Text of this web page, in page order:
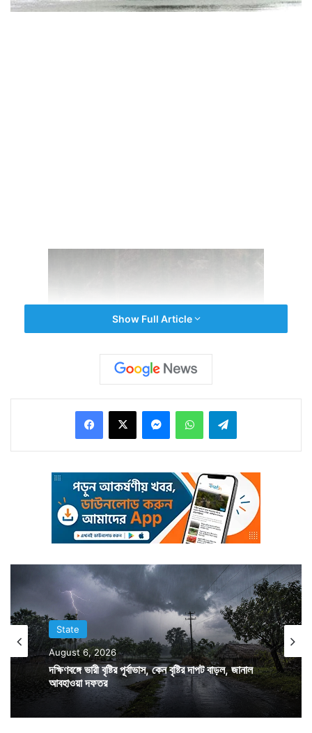
অবশেষে স্বস্তি। আকাশ কালো করে নামল বৃষ্টি, সঙ্গে ঝোড়ো
হাওয়ার দাপট। কয়েক জায়গায় বাড়তি পাওনা বৃষ্টির সঙ্গে শিল পড়ার
টুংটাং শব্দ। বুধবারের সকালটায় শত কাজের তাড়া থাকা সত্ত্বেও
কেউ ভিজলেন ছাদে গিয়ে। কেউ কুড়োলেন শিলা। একটানা
প্রাণান্তকর গরমের হাত থেকে রেহাই পাওয়ার খুশিতে বাড়িতে
মুহুর্তে বদলে গেল মেনু। গরম খিচুড়ি আর মেঘলা আকাশের সঙ্গতে
সে এক দুর্দান্ত অনুভূতি। বুধবার এমনই এক অন্য সকাল কাটালেন
উত্তরবঙ্গের মানুষজন। মেঘ করতে শুরু করেছিল মঙ্গলবার রাত
থেকেই। সেই মেঘই কালো করে বৃষ্টি শুরু হয় সকালে। আর তাতেই
গরমের দাবদাহ থেকে অনেকটা স্বস্তি পেল গোটা উত্তরবঙ্গ।
উত্তরবঙ্গের ভাগ্যে শিকে ছিঁড়লেও দক্ষিণবঙ্গের মানুষের জন্য এমন
কোনও সুখের খবর নেই বলেই জানিয়েছে আবহাওয়া দফতর। গরম
যেমন চলছে তেমনই চলবে। রেহাই একটাই, এখনই কোনও
তাপপ্রবাহের সতর্কবার্তা নেই। কিন্তু গরমের শুকনোভাব কেটে
Show Full Article
State
August 6, 2026
দক্ষিণবঙ্গে ভারী বৃষ্টির পূর্বাভাস, কেন বৃষ্টির দাপট বাড়ল, জানাল
আবহাওয়া দফতর